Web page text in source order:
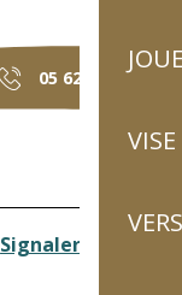
05 62 92 80
Signaler une erreur